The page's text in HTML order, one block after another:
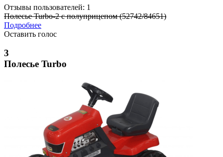
Отзывы пользователей: 1
Полесье Turbo-2 с полуприцепом (52742/84651)
Подробнее
Оставить голос
3
Полесье Turbo